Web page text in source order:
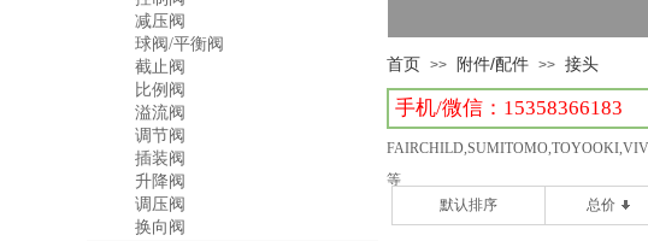
减压阀
球阀/平衡阀
截止阀
比例阀
溢流阀
调节阀
插装阀
升降阀
调压阀
换向阀
首页 >> 附件/配件 >> 接头
等
默认排序
总价